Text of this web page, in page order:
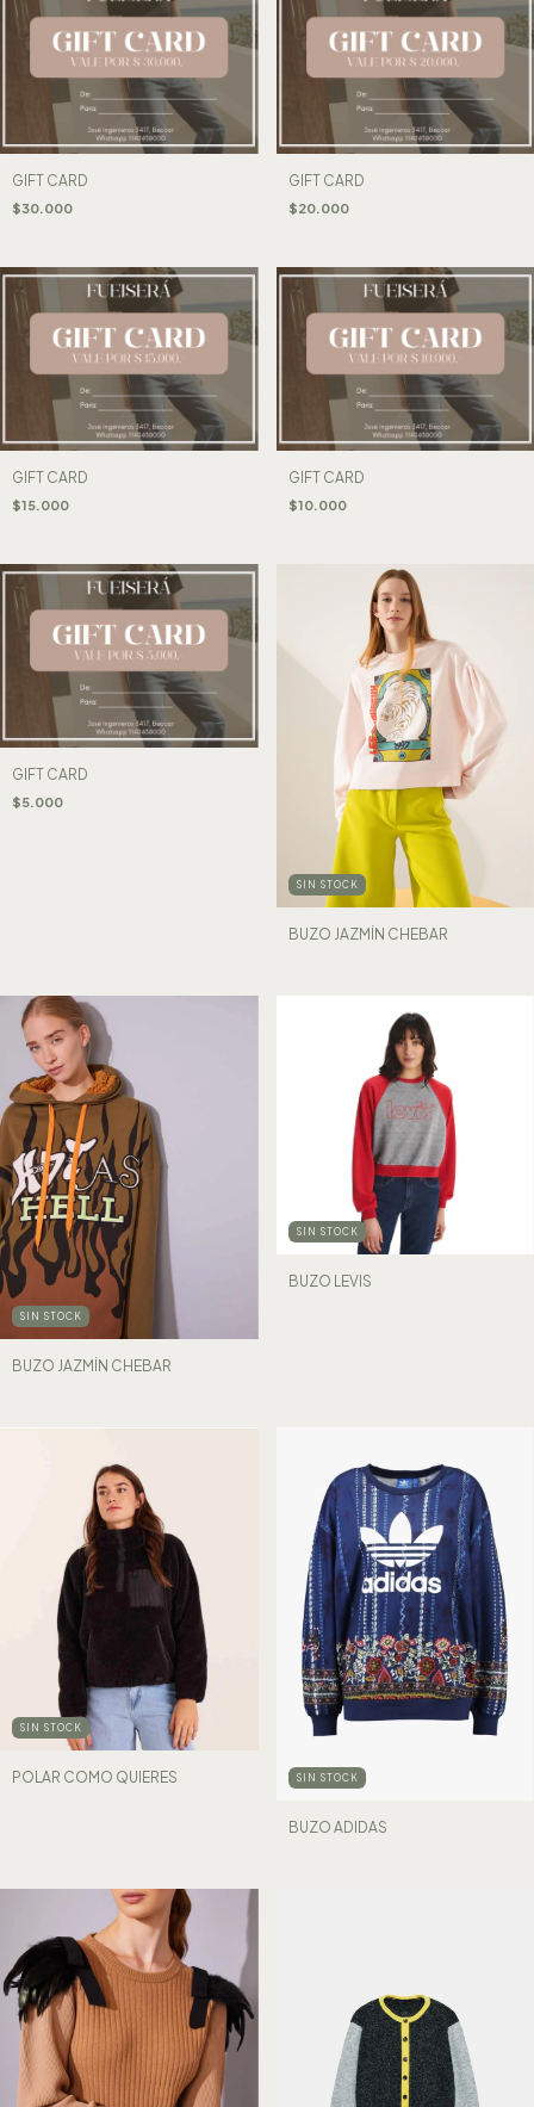
GIFT CARD
$30.000
GIFT CARD
$20.000
GIFT CARD
$15.000
GIFT CARD
$10.000
GIFT CARD
$5.000
SIN STOCK
BUZO JAZMÍN CHEBAR
SIN STOCK
BUZO JAZMÍN CHEBAR
SIN STOCK
BUZO LEVIS
SIN STOCK
POLAR COMO QUIERES SIN STOCK
BUZO ADIDAS